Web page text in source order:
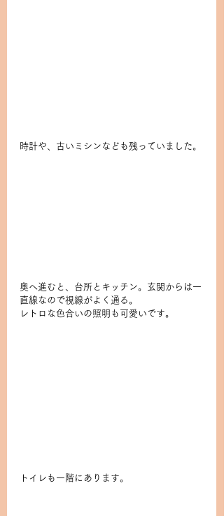
時計や、古いミシンなども残っていました。
奥へ進むと、台所とキッチン。玄関からは一
直線なので視線がよく通る。
レトロな色合いの照明も可愛いです。
トイレも一階にあります。